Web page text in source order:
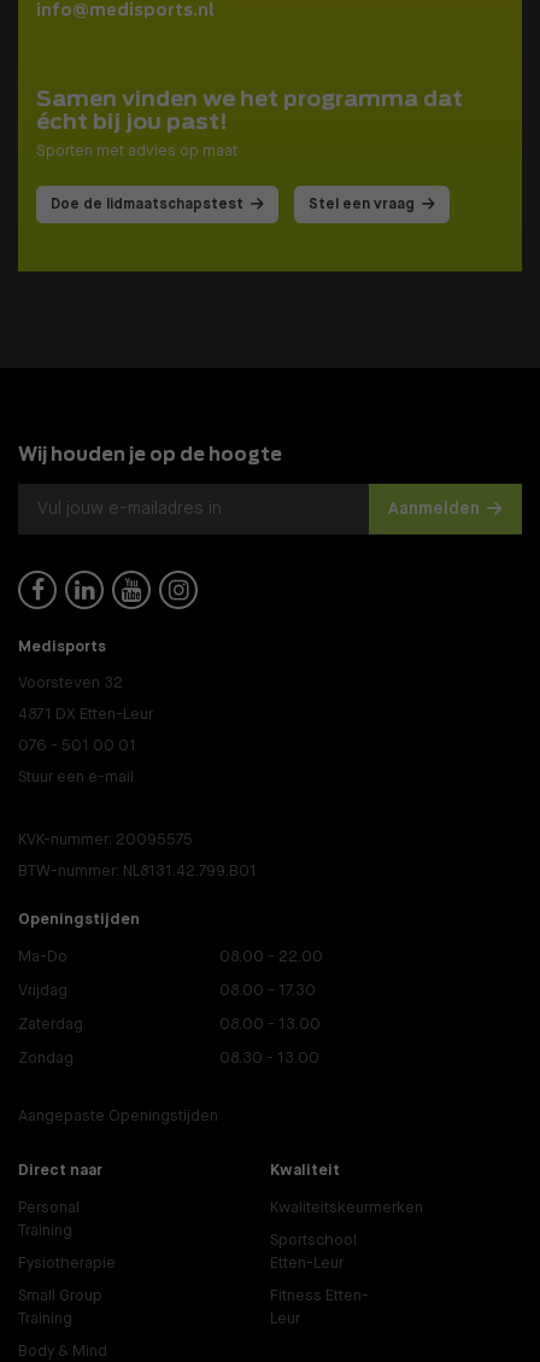
info@medisports.nl
Samen vinden we het programma dat
écht bij jou past!
Sporten met advies op maat
Doe de lidmaatschapstest Stel een vraag
Wij houden je op de hoogte
Aanmelden
   
Medisports
Voorsteven 32
4871 DX Etten-Leur
076 - 501 00 01
Stuur een e-mail
KVK-nummer: 20095575
BTW-nummer: NL8131.42.799.B01
Openingstijden
Ma-Do 08.00 - 22.00
Vrijdag 08.00 - 17.30
Zaterdag 08.00 - 13.00
Zondag 08.30 - 13.00
Aangepaste Openingstijden
Direct naar
Personal
Training
Fysiotherapie
Small Group
Training
Body & Mind
Kwaliteit
Kwaliteitskeurmerken
Sportschool
Etten-Leur
Fitness Etten-
Leur